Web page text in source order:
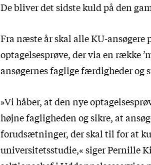
De bliver det sidste kuld på den
Fra næste år skal alle KU-
optagelsesprøve, der via en række
ansøgernes faglige færdigheder og
»Vi håber, at den nye
højne fagligheden og sikre, at
forudsætninger, der skal til for at
universitetsstudie,« siger Pernille